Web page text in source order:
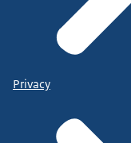
Privacy